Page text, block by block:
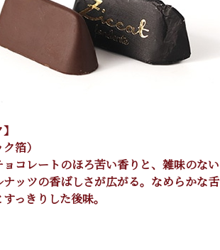
箔）
ョコレートのほろ苦い香りと、雑味のない
ナッツの香ばしさが広がる。なめらかな舌
っきりした後味。